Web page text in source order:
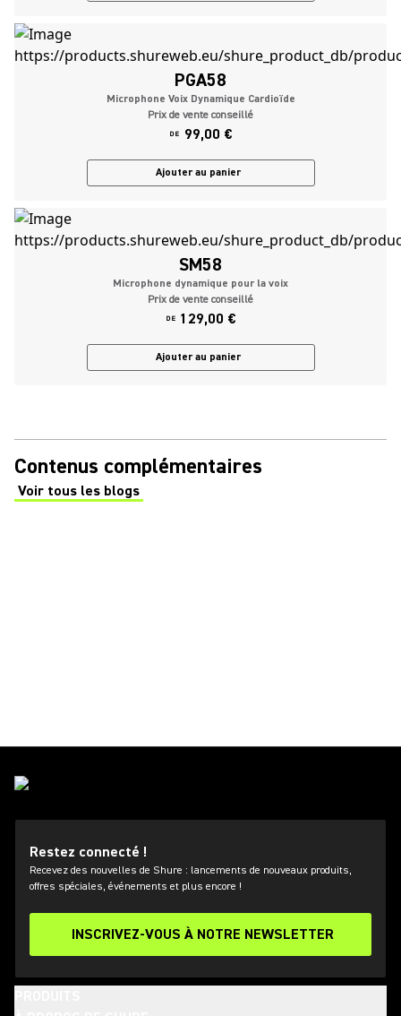
PGA58
Microphone Voix Dynamique Cardioïde
Prix de vente conseillé
DE 99,00 €
Ajouter au panier
SM58
Microphone dynamique pour la voix
Prix de vente conseillé
DE 129,00 €
Ajouter au panier
Contenus complémentaires
Voir tous les blogs
(Opens in a new tab)
Restez connecté !
Recevez des nouvelles de Shure : lancements de nouveaux produits,
offres spéciales, événements et plus encore !
INSCRIVEZ-VOUS À NOTRE NEWSLETTER